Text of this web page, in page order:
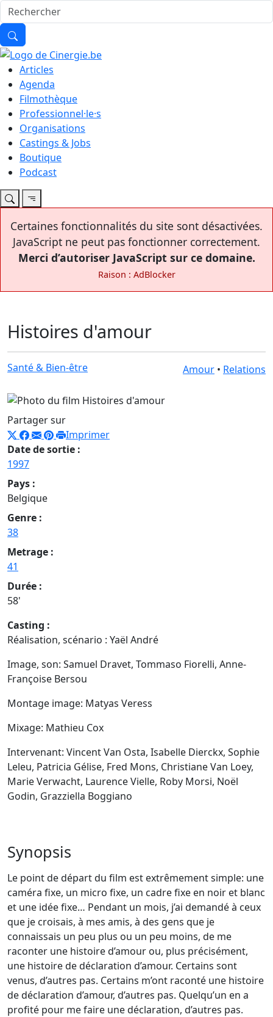
Articles
Agenda
Filmothèque
Professionnel·le·s
Organisations
Castings & Jobs
Boutique
Podcast
Certaines fonctionnalités du site sont désactivées.
JavaScript ne peut pas fonctionner correctement.
Merci d’autoriser JavaScript sur ce domaine.
Raison : AdBlocker
Histoires d'amour
Santé & Bien-être Amour • Relations
Partager sur
Imprimer
Date de sortie :
1997
Pays :
Belgique
Genre :
38
Metrage :
41
Durée :
58'
Casting :
Réalisation, scénario : Yaël André
Image, son: Samuel Dravet, Tommaso Fiorelli, Anne-
Françoise Bersou
Montage image: Matyas Veress
Mixage: Mathieu Cox
Intervenant: Vincent Van Osta, Isabelle Dierckx, Sophie
Leleu, Patricia Gélise, Fred Mons, Christiane Van Loey,
Marie Verwacht, Laurence Vielle, Roby Morsi, Noël
Godin, Grazziella Boggiano
Synopsis
Le point de départ du film est extrêmement simple: une
caméra fixe, un micro fixe, un cadre fixe en noir et blanc
et une idée fixe… Pendant un mois, j’ai demandé à ceux
que je croisais, à mes amis, à des gens que je
connaissais un peu plus ou un peu moins, de me
raconter une histoire d’amour ou, plus précisément,
une histoire de déclaration d’amour. Certains sont
venus, d’autres pas. Certains m’ont raconté une histoire
de déclaration d’amour, d’autres pas. Quelqu’un en a
profité pour me faire une déclaration, d’autres pas.